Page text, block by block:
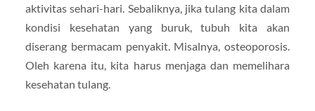
aktivitas sehari-hari. Sebaliknya, jika tulang kita dalam
kondisi kesehatan yang buruk, tubuh kita akan
diserang bermacam penyakit. Misalnya, osteoporosis.
Oleh karena itu, kita harus menjaga dan memelihara
kesehatan tulang.